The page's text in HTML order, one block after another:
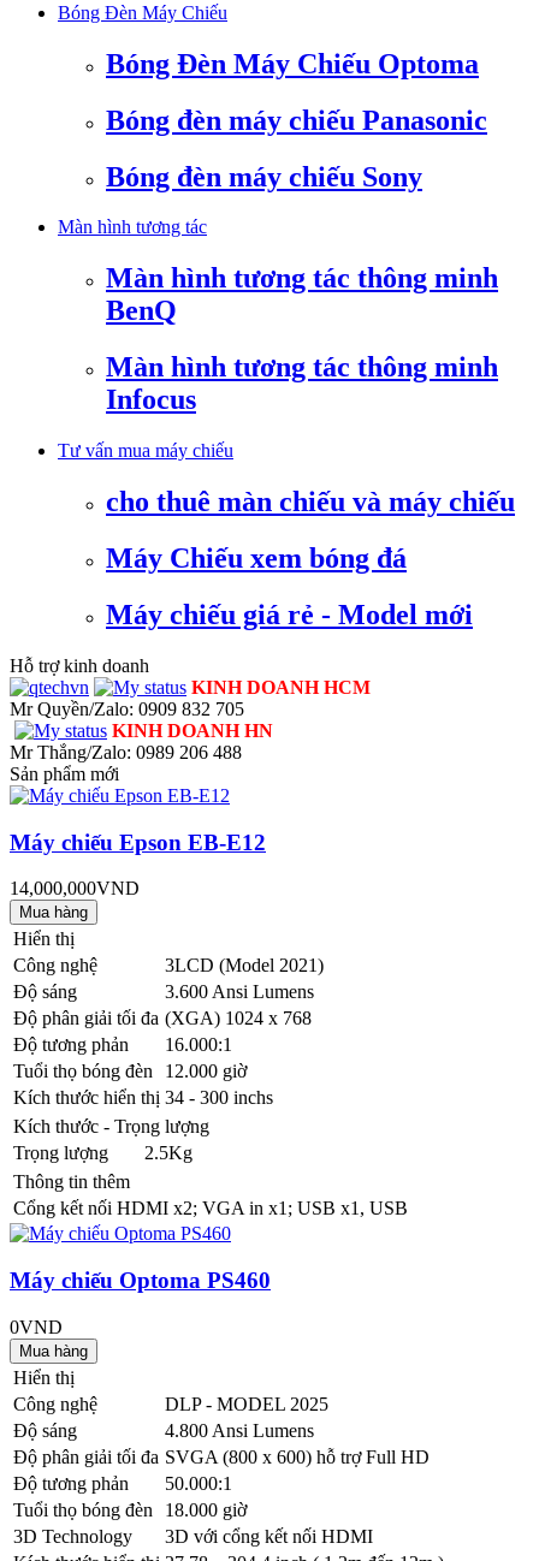
Bóng Đèn Máy Chiếu
Bóng Đèn Máy Chiếu Optoma
Bóng đèn máy chiếu Panasonic
Bóng đèn máy chiếu Sony
Màn hình tương tác
Màn hình tương tác thông minh
BenQ
Màn hình tương tác thông minh
Infocus
Tư vấn mua máy chiếu
cho thuê màn chiếu và máy chiếu
Máy Chiếu xem bóng đá
Máy chiếu giá rẻ - Model mới
Hỗ trợ kinh doanh
KINH DOANH HCM
Mr Quyền/Zalo: 0909 832 705
KINH DOANH HN
Mr Thắng/Zalo: 0989 206 488
Sản phẩm mới
Máy chiếu Epson EB-E12
14,000,000VND
Hiển thị
Công nghệ
3LCD (Model 2021)
Độ sáng
3.600 Ansi Lumens
Độ phân giải tối đa (XGA) 1024 x 768
Độ tương phản
16.000:1
Tuổi thọ bóng đèn
12.000 giờ
Kích thước hiển thị 34 - 300 inchs
Kích thước - Trọng lượng
Trọng lượng
2.5Kg
Thông tin thêm
Cổng kết nối HDMI x2; VGA in x1; USB x1, USB
Máy chiếu Optoma PS460
0VND
Hiển thị
Công nghệ
DLP - MODEL 2025
Độ sáng
4.800 Ansi Lumens
Độ phân giải tối đa SVGA (800 x 600) hỗ trợ Full HD
Độ tương phản
50.000:1
Tuổi thọ bóng đèn
18.000 giờ
3D Technology
3D với cổng kết nối HDMI